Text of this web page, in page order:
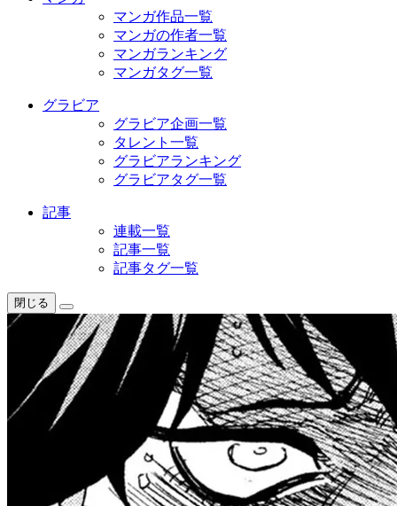
マンガ作品一覧
マンガの作者一覧
マンガランキング
マンガタグ一覧
グラビア
グラビア企画一覧
タレント一覧
グラビアランキング
グラビアタグ一覧
記事
連載一覧
記事一覧
記事タグ一覧
閉じる